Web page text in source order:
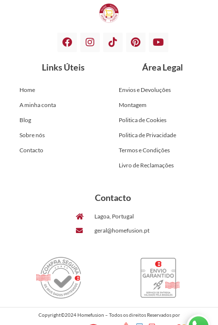
Links Úteis
Home
A minha conta
Blog
Sobre nós
Contacto
Área Legal
Envios e Devoluções
Montagem
Politica de Cookies
Politica de Privacidade
Termos e Condições
Livro de Reclamações
Contacto
Lagoa, Portugal
geral@homefusion.pt
Copyright©2024 Homefusion – Todos os direitos Reservados por